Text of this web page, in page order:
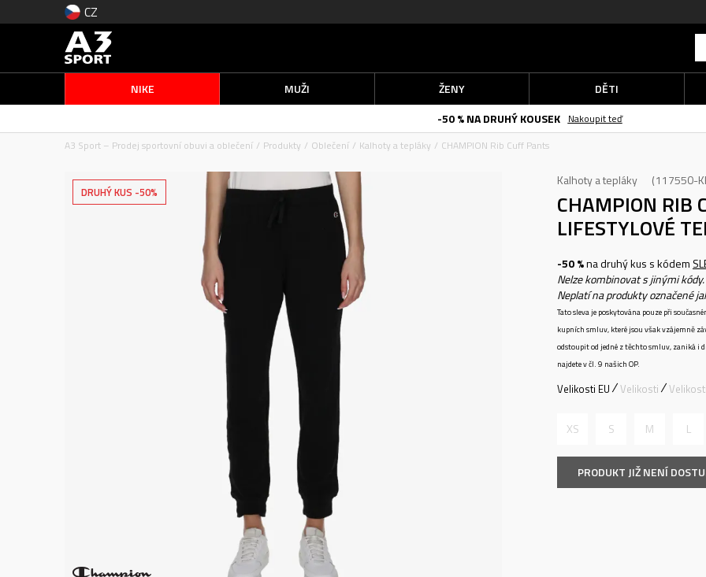
CZ
NIKE MUŽI ŽENY DĚTI
-50 % NA DRUHÝ KOUSEK
Nakoupit teď
A3 Sport – Prodej sportovní obuvi a oblečení
Produkty Oblečení Kalhoty a tepláky CHAMPION Rib Cuff Pants
DRUHÝ KUS -50%
Kalhoty a tepláky 117550-
CHAMPION RIB
LIFESTYLOVÉ
-50 %na druhý kus s kódem
Nelze kombinovat s jinými kódy.
Neplatí na produkty označené
Tato sleva je poskytována pouze při
kupních smluv, které jsou však vzájemně
odstoupit od jedné z těchto smluv, zaniká i
najdete v čl. 9 našich OP.
Velikosti EU Velikosti
XS S M L
PRODUKT JIŽ NENÍ